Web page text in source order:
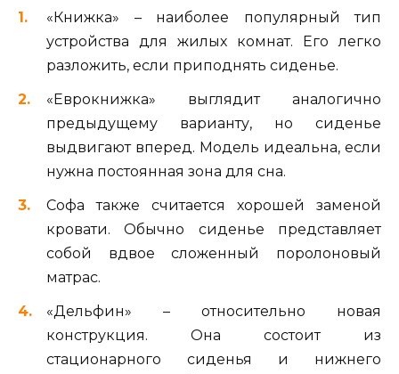
«Книжка» – наиболее популярный тип
устройства для жилых комнат. Его легко
разложить, если приподнять сиденье.
«Еврокнижка» выглядит аналогично
предыдущему варианту, но сиденье
выдвигают вперед. Модель идеальна, если
нужна постоянная зона для сна.
Софа также считается хорошей заменой
кровати. Обычно сиденье представляет
собой вдвое сложенный поролоновый
матрас.
«Дельфин» – относительно новая
конструкция. Она состоит из
стационарного сиденья и нижнего